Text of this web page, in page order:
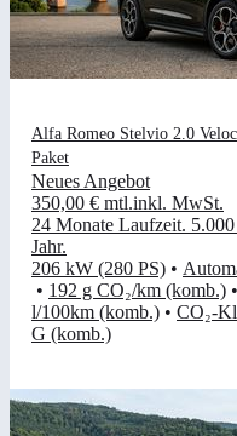
Alfa Romeo Stelvio 2.0
Paket
Neues Angebot
350,00 € mtl.inkl. MwSt.
24 Monate Laufzeit.
Jahr.
206 kW (280 PS) •
• 192 g CO₂/km (komb.) •
l/100km (komb.) • CO₂-
G (komb.)